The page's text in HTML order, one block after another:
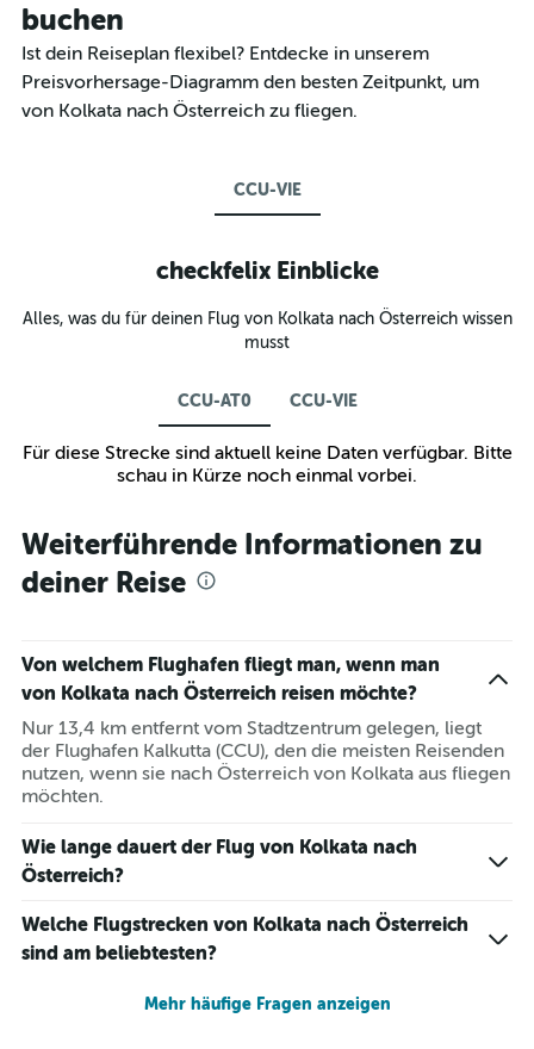
buchen
Ist dein Reiseplan flexibel? Entdecke in unserem
Preisvorhersage-Diagramm den besten Zeitpunkt, um
von Kolkata nach Österreich zu fliegen.
CCU-VIE
checkfelix Einblicke
Alles, was du für deinen Flug von Kolkata nach Österreich wissen
musst
CCU-AT0 CCU-VIE
Für diese Strecke sind aktuell keine Daten verfügbar. Bitte
schau in Kürze noch einmal vorbei.
Weiterführende Informationen zu
deiner Reise
Von welchem Flughafen fliegt man, wenn man
von Kolkata nach Österreich reisen möchte?
Nur 13,4 km entfernt vom Stadtzentrum gelegen, liegt
der Flughafen Kalkutta (CCU), den die meisten Reisenden
nutzen, wenn sie nach Österreich von Kolkata aus fliegen
möchten.
Wie lange dauert der Flug von Kolkata nach
Österreich?
Welche Flugstrecken von Kolkata nach Österreich
sind am beliebtesten?
Mehr häufige Fragen anzeigen